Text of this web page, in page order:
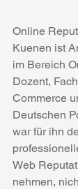
Online
Kuenen ist
im Bereich
Dozent,
Commerce
Deutschen
war für ihn
Web
nehmen,